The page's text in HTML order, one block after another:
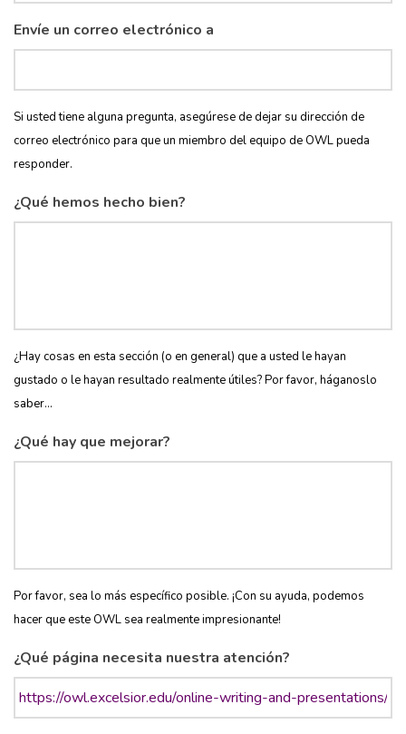
Envíe un correo electrónico a
Si usted tiene alguna pregunta, asegúrese de dejar su dirección de
correo electrónico para que un miembro del equipo de OWL pueda
responder.
¿Qué hemos hecho bien?
¿Hay cosas en esta sección (o en general) que a usted le hayan
gustado o le hayan resultado realmente útiles? Por favor, háganoslo
saber...
¿Qué hay que mejorar?
Por favor, sea lo más específico posible. ¡Con su ayuda, podemos
hacer que este OWL sea realmente impresionante!
¿Qué página necesita nuestra atención?